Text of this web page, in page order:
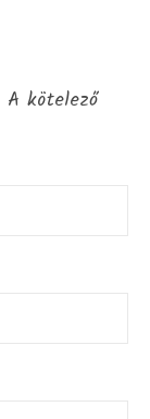
A kötelező